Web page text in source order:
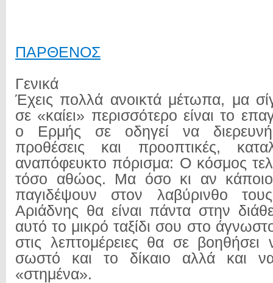
ΠΑΡΘΕΝΟΣ
Γενικά
Έχεις πολλά ανοικτά μέτωπα, μα
σε «καίει» περισσότερο είναι το
ο Ερμής σε οδηγεί να
προθέσεις και προοπτικές,
αναπόφευκτο πόρισμα: Ο κόσμος
τόσο αθώος. Μα όσο κι αν
παγιδέψουν στον λαβύρινθο
Αριάδνης θα είναι πάντα στην
αυτό το μικρό ταξίδι σου στο
στις λεπτομέρειες θα σε βοηθήσει
σωστό και το δίκαιο αλλά και
«στημένα».